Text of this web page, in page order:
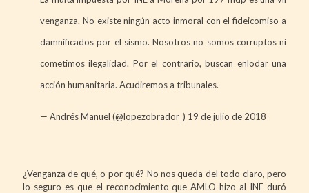
venganza. No existe ningún acto inmoral con el fideicomiso a
damnificados por el sismo. Nosotros no somos corruptos ni
cometimos ilegalidad. Por el contrario, buscan enlodar una
acción humanitaria. Acudiremos a tribunales.
— Andrés Manuel (@lopezobrador_) 19 de julio de 2018
¿Venganza de qué, o por qué? No nos queda del todo claro, pero
lo seguro es que el reconocimiento que AMLO hizo al INE duró